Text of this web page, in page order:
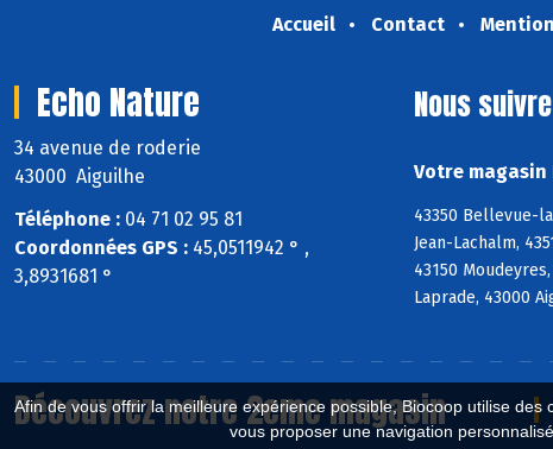
Afin de vous offrir la meilleure expérience possible, Biocoop utilise
vous proposer une navigation
Accueil Contact
Echo Nature
34 avenue de roderie
43000 Aiguilhe
Téléphone : 04 71 02 95 81
Coordonnées GPS : 45,0511942 ° ,
3,8931681 °
Nous
Votre magasin
43350 Bellevue-
Jean-Lachalm,
43150
Laprade, 43000
Découvrez notre 2eme magasin